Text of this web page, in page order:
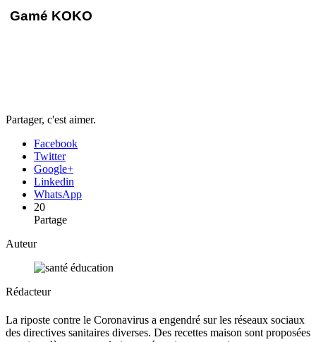
Gamé KOKO
Partager, c'est aimer.
Facebook
Twitter
Google+
Linkedin
WhatsApp
20
Partage
Auteur
Rédacteur
La riposte contre le Coronavirus a engendré sur les réseaux sociaux
des directives sanitaires diverses. Des recettes maison sont proposées